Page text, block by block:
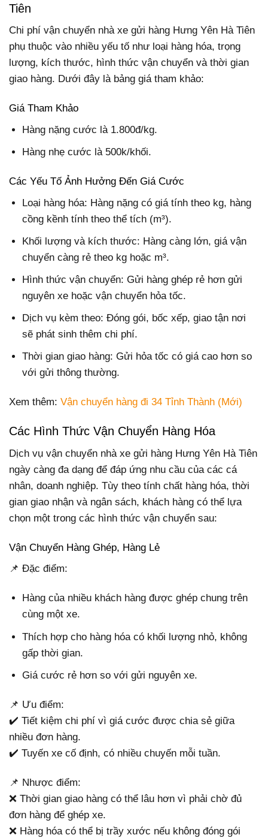
Tiên
Chi phí vận chuyển nhà xe gửi hàng Hưng Yên Hà Tiên
phụ thuộc vào nhiều yếu tố như loại hàng hóa, trọng
lượng, kích thước, hình thức vận chuyển và thời gian
giao hàng. Dưới đây là bảng giá tham khảo:
Giá Tham Khảo
Hàng nặng cước là 1.800đ/kg.
Hàng nhẹ cước là 500k/khối.
Các Yếu Tố Ảnh Hưởng Đến Giá Cước
Loại hàng hóa: Hàng nặng có giá tính theo kg, hàng
cồng kềnh tính theo thể tích (m³).
Khối lượng và kích thước: Hàng càng lớn, giá vận
chuyển càng rẻ theo kg hoặc m³.
Hình thức vận chuyển: Gửi hàng ghép rẻ hơn gửi
nguyên xe hoặc vận chuyển hỏa tốc.
Dịch vụ kèm theo: Đóng gói, bốc xếp, giao tận nơi
sẽ phát sinh thêm chi phí.
Thời gian giao hàng: Gửi hỏa tốc có giá cao hơn so
với gửi thông thường.
Xem thêm: Vận chuyển hàng đi 34 Tỉnh Thành (Mới)
Các Hình Thức Vận Chuyển Hàng Hóa
Dịch vụ vận chuyển nhà xe gửi hàng Hưng Yên Hà Tiên
ngày càng đa dạng để đáp ứng nhu cầu của các cá
nhân, doanh nghiệp. Tùy theo tính chất hàng hóa, thời
gian giao nhận và ngân sách, khách hàng có thể lựa
chọn một trong các hình thức vận chuyển sau:
Vận Chuyển Hàng Ghép, Hàng Lẻ
📌 Đặc điểm:
Hàng của nhiều khách hàng được ghép chung trên
cùng một xe.
Thích hợp cho hàng hóa có khối lượng nhỏ, không
gấp thời gian.
Giá cước rẻ hơn so với gửi nguyên xe.
📌 Ưu điểm:
✔️ Tiết kiệm chi phí vì giá cước được chia sẻ giữa
nhiều đơn hàng.
✔️ Tuyến xe cố định, có nhiều chuyến mỗi tuần.
📌 Nhược điểm:
❌ Thời gian giao hàng có thể lâu hơn vì phải chờ đủ
đơn hàng để ghép xe.
❌ Hàng hóa có thể bị trầy xước nếu không đóng gói